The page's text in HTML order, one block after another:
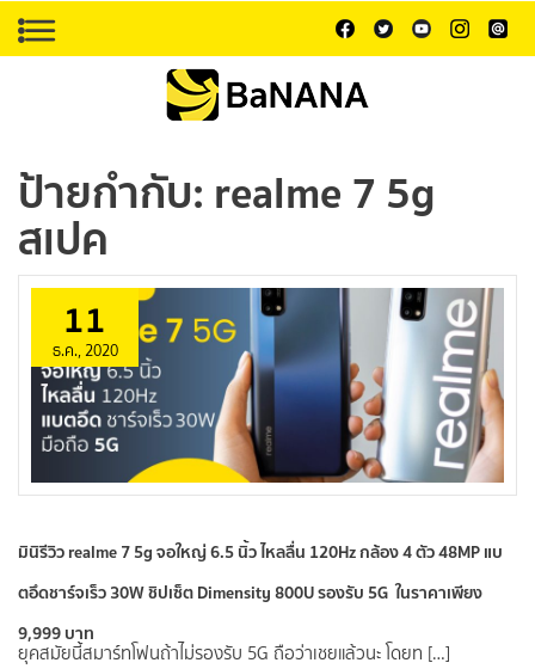
ป้ายกำกับ: realme 7 5g
สเปค
11
ธ.ค., 2020
มินิรีวิว realme 7 5g จอใหญ่ 6.5 นิ้ว ไหลลื่น 120Hz กล้อง 4 ตัว 48MP แบ
ตอึดชาร์จเร็ว 30W ชิปเซ็ต Dimensity 800U รองรับ 5G ในราคาเพียง
9,999 บาท
ยุคสมัยนี้สมาร์ทโฟนถ้าไม่รองรับ 5G ถือว่าเชยแล้วนะ โดยท […]